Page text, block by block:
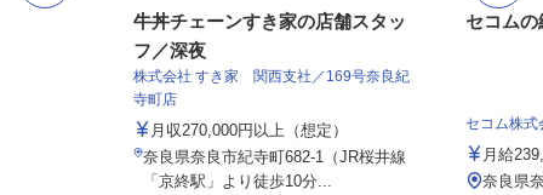
牛丼チェーンすき家の店舗スタッ
フ／深夜
株式会社 すき家 関西支社／169号奈良紀
寺町店
月収270,000円以上（想定）
奈良県奈良市紀寺町682-1（JR桜井線
「京終駅」より徒歩10分...
セコムの
セコム株式
月給
奈良県